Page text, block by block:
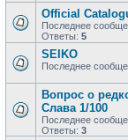
Official
Последнее
Ответы: 5
SEIKO
Последнее
Вопрос о
Слава 1/100
Последнее
Ответы: 3